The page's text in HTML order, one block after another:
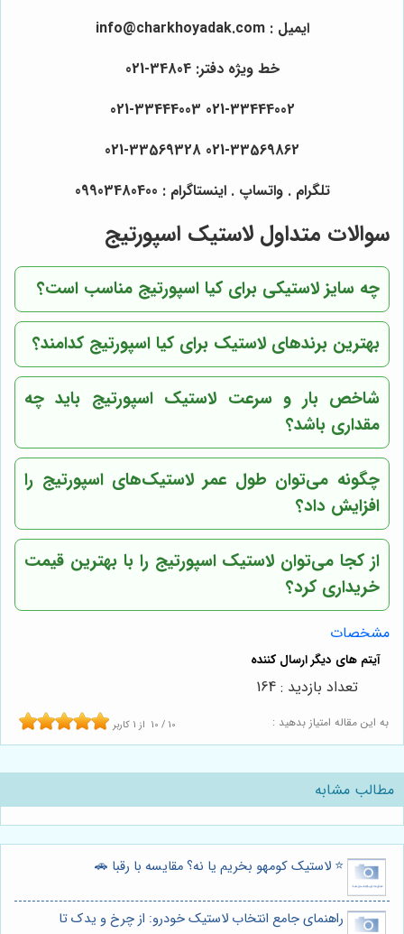
ایمیل : info@charkhoyadak.com
خط ویژه دفتر: 34804-021
021-33444002 021-33444003
021-33569862 021-33569328
تلگرام . واتساپ . اینستاگرام : 09903480400
سوالات متداول لاستیک اسپورتیج
چه سایز لاستیکی برای کیا اسپورتیج مناسب است؟
بهترین برندهای لاستیک برای کیا اسپورتیج کدامند؟
شاخص بار و سرعت لاستیک اسپورتیج باید چه
مقداری باشد؟
چگونه می‌توان طول عمر لاستیک‌های اسپورتیج را
افزایش داد؟
از کجا می‌توان لاستیک اسپورتیج را با بهترین قیمت
خریداری کرد؟
مشخصات
به این مقاله امتیاز بدهید : 10 / 10 از 1 کاربر
تعداد بازدید : 164
مطالب مشابه
⭐️ لاستیک کومهو بخریم یا نه؟ مقایسه با رقبا 🚗
راهنمای جامع انتخاب لاستیک خودرو: از چرخ و یدک تا